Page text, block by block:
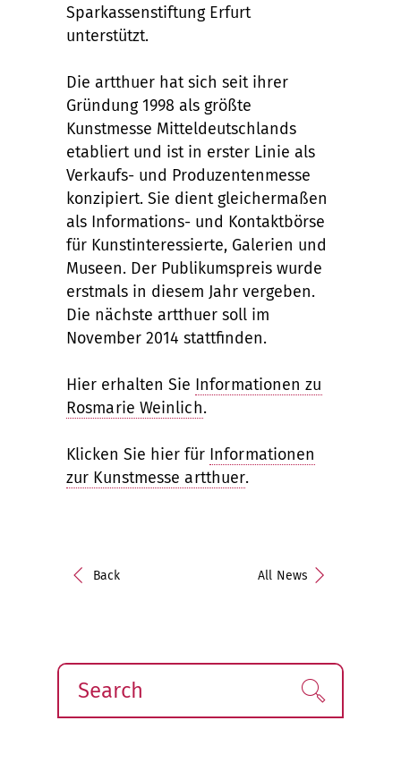
Sparkassenstiftung Erfurt
unterstützt.
Die artthuer hat sich seit ihrer
Gründung 1998 als größte
Kunstmesse Mitteldeutschlands
etabliert und ist in erster Linie als
Verkaufs- und Produzentenmesse
konzipiert. Sie dient gleichermaßen
als Informations- und Kontaktbörse
für Kunstinteressierte, Galerien und
Museen. Der Publikumspreis wurde
erstmals in diesem Jahr vergeben.
Die nächste artthuer soll im
November 2014 stattfinden.
Hier erhalten Sie Informationen zu
Rosmarie Weinlich.
Klicken Sie hier für Informationen
zur Kunstmesse artthuer.
Back All News
Search Find!